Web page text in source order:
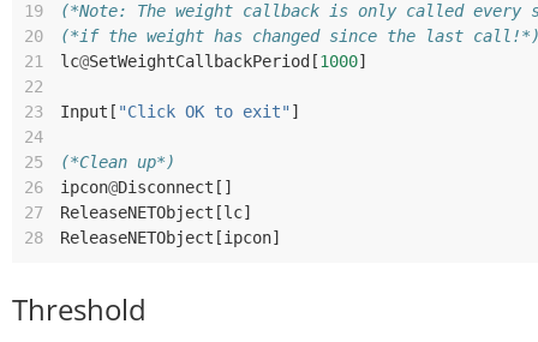
19
(*Note: The weight callback is only called every
20
(*if the weight has changed since the last
21
lc@SetWeightCallbackPeriod [1000]
22
23
Input [ "Click OK to exit" ]
24
25
(*Clean up*)
26
ipcon@Disconnect []
27
ReleaseNETObject [lc]
28
ReleaseNETObject [ipcon]
Threshold